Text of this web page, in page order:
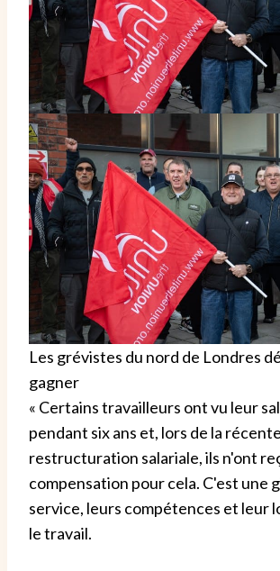
Les grévistes du nord de Londres
gagner
« Certains travailleurs ont vu leur
pendant six ans et, lors de la récente
restructuration salariale, ils n'ont
compensation pour cela. C'est une
service, leurs compétences et leur
le travail.